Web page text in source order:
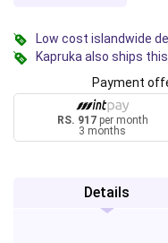
Low cost islandwide
Kapruka also ships
Payment
RS. 917per month
3 months
Details